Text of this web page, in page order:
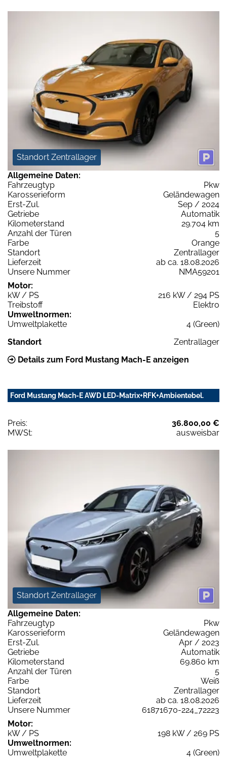
Standort Zentrallager
Allgemeine Daten:
Fahrzeugtyp
Pkw
Karosserieform
Geländewagen
Erst-Zul.
Sep / 2024
Getriebe
Automatik
Kilometerstand
29.704 km
Anzahl der Türen
5
Farbe
Orange
Standort
Zentrallager
Lieferzeit
ab ca. 18.08.2026
Unsere Nummer
NMA59201
Motor:
kW / PS
216 kW / 294 PS
Treibstoff
Elektro
Umweltnormen:
Umweltplakette
4 (Green)
Standort
Zentrallager
Details zum Ford Mustang Mach-E anzeigen
Ford Mustang Mach-E AWD LED-Matrix+RFK+Ambientebel.
Preis:
36.800,00 €
MWSt:
ausweisbar
Standort Zentrallager
Allgemeine Daten:
Fahrzeugtyp
Pkw
Karosserieform
Geländewagen
Erst-Zul.
Apr / 2023
Getriebe
Automatik
Kilometerstand
69.860 km
Anzahl der Türen
5
Farbe
Weiß
Standort
Zentrallager
Lieferzeit
ab ca. 18.08.2026
Unsere Nummer
61871670-224_72223
Motor:
kW / PS
198 kW / 269 PS
Umweltnormen:
Umweltplakette
4 (Green)